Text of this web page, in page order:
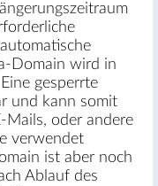
Domain wird in
gesperrte
und kann somit
Mails, oder andere
verwendet
ist aber noch
Ablauf des